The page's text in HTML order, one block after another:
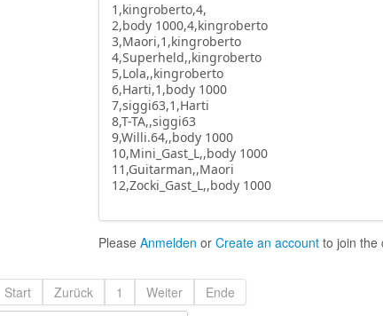
1,kingroberto,4,
2,body 1000,4,kingroberto
3,Maori,1,kingroberto
4,Superheld,,kingroberto
5,Lola,,kingroberto
6,Harti,1,body 1000
7,siggi63,1,Harti
8,T-TA,,siggi63
9,Willi.64,,body 1000
10,Mini_Gast_L,,body 1000
11,Guitarman,,Maori
12,Zocki_Gast_L,,body 1000
PleaseAnmelden orCreate an account to join the
Start Zurück 1 Weiter Ende